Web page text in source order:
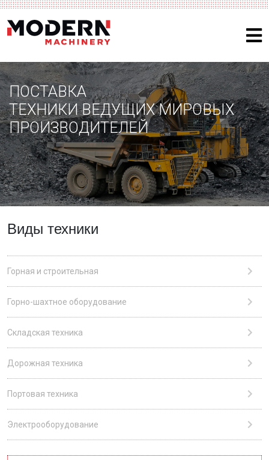
ПОСТАВКА
ТЕХНИКИ ВЕДУЩИХ МИРОВЫХ
ПРОИЗВОДИТЕЛЕЙ
Виды техники
Горная и строительная
Горно-шахтное оборудование
Складская техника
Дорожная техника
Портовая техника
Электрооборудование